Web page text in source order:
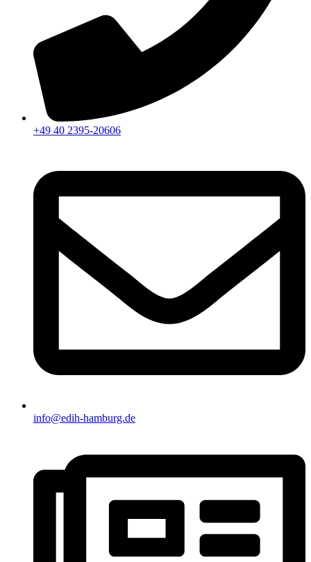
+49 40 2395-20606
info@edih-hamburg.de